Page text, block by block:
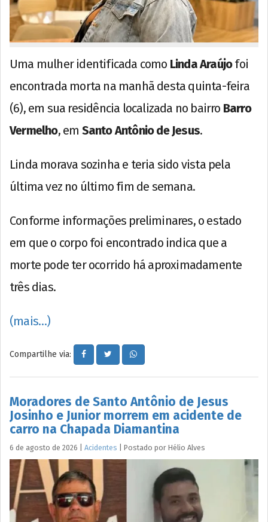
Uma mulher identificada como Linda Araújofoi
encontrada morta na manhã desta quinta-feira
(6), em sua residência localizada no bairro Barro
Vermelho, em Santo Antônio de Jesus.
Linda morava sozinha e teria sido vista pela
última vez no último fim de semana.
Conforme informações preliminares, o estado
em que o corpo foi encontrado indica que a
morte pode ter ocorrido há aproximadamente
três dias.
(mais…)
Compartilhe via:
Moradores de Santo Antônio de Jesus
Josinho e Junior morrem em acidente de
carro na Chapada Diamantina
6 de agosto de 2026 Acidentes Postado por Hélio Alves